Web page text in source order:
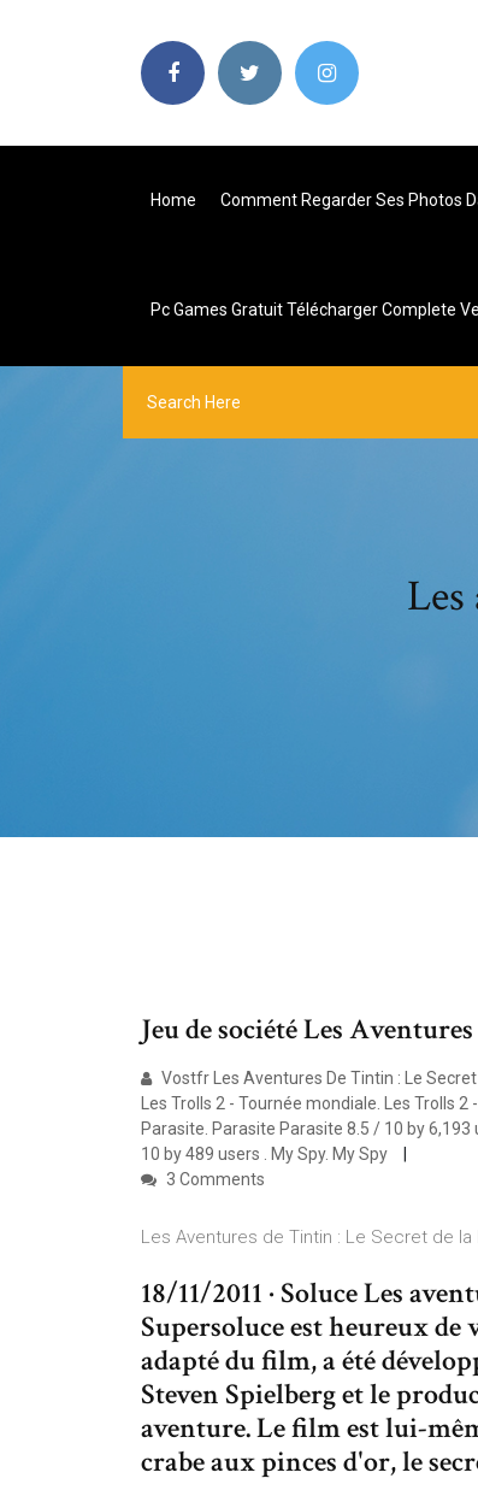
Home Comment Regarder Ses Photos
Pc Games Gratuit Télécharger Complete
Jeu de société Les
Vostfr Les Aventures De Tintin : Le
Les Trolls 2 - Tournée mondiale. Les Trolls
Parasite. Parasite Parasite 8.5 / 10 by 6,193
10 by 489 users . My Spy. My Spy
3 Comments
Les Aventures de Tintin : Le Secret de la
18/11/2011 · Soluce Les
Supersoluce est heureux de
adapté du film, a été
Steven Spielberg et le
aventure. Le film est lui-
crabe aux pinces d'or, le